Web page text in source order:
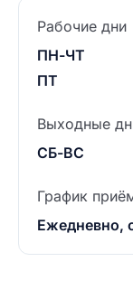
Рабочие дни
ПН-ЧТ
ПТ
Выходные
СБ-ВС
График
Ежедневно,